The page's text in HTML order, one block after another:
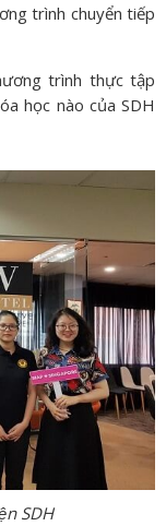
trình chuyển tiếp
trình thực tập
học nào của SDH
SDH